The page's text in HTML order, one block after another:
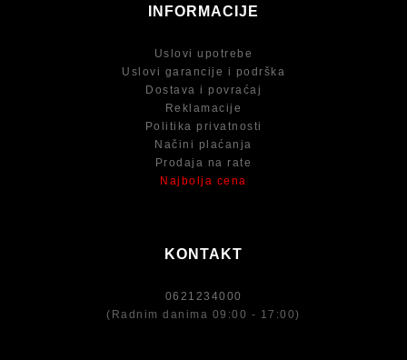
INFORMACIJE
Uslovi upotrebe
Uslovi garancije i podrška
Dostava i povraćaj
Reklamacije
Politika privatnosti
Načini plaćanja
Prodaja na rate
Najbolja cena
KONTAKT
0621234000
(Radnim danima 09:00 - 17:00)